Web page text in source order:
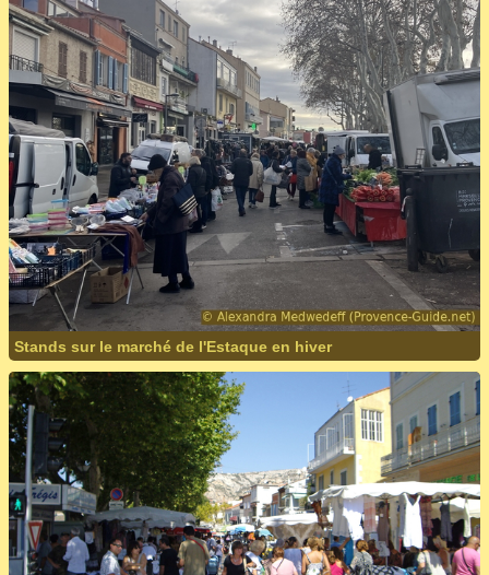
Stands sur le marché de l'Estaque en hiver